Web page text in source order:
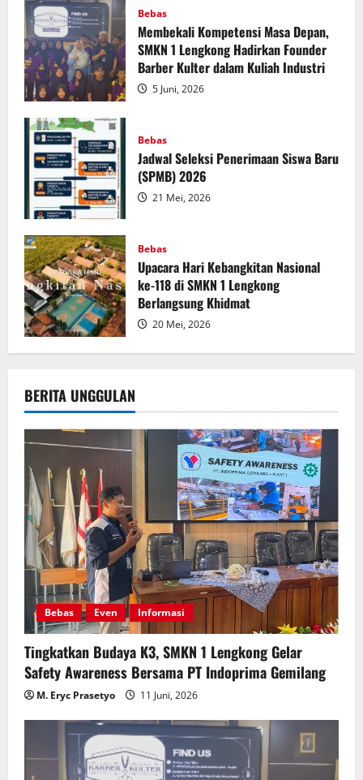
Bebas
Membekali Kompetensi Masa Depan,
SMKN 1 Lengkong Hadirkan Founder
Barber Kulter dalam Kuliah Industri
5 Juni, 2026
Bebas
Jadwal Seleksi Penerimaan Siswa Baru
(SPMB) 2026
21 Mei, 2026
Bebas
Upacara Hari Kebangkitan Nasional
ke-118 di SMKN 1 Lengkong
Berlangsung Khidmat
20 Mei, 2026
BERITA UNGGULAN
Bebas Even Informasi
Tingkatkan Budaya K3, SMKN 1 Lengkong Gelar
Safety Awareness Bersama PT Indoprima Gemilang
M. Eryc Prasetyo 11 Juni, 2026